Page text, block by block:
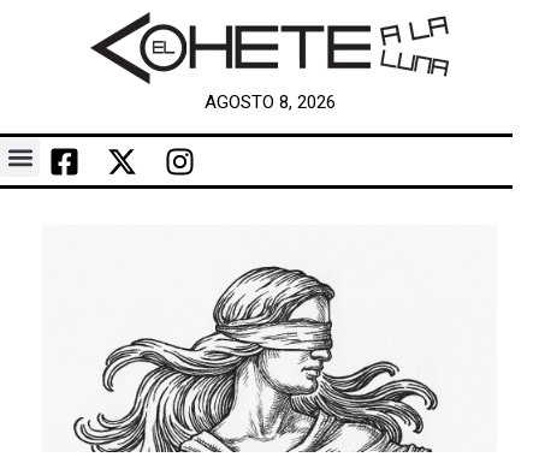
AGOSTO 8, 2026